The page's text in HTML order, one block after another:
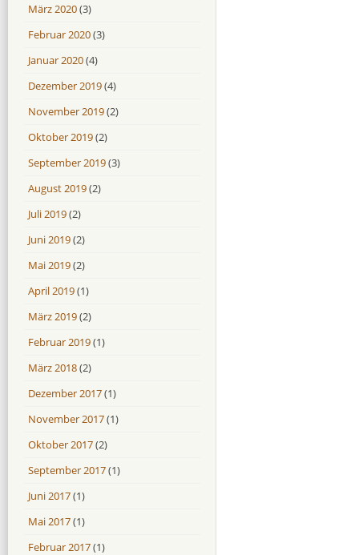
März 2020(3)
Februar 2020(3)
Januar 2020(4)
Dezember 2019(4)
November 2019(2)
Oktober 2019(2)
September 2019(3)
August 2019(2)
Juli 2019(2)
Juni 2019(2)
Mai 2019(2)
April 2019(1)
März 2019(2)
Februar 2019(1)
März 2018(2)
Dezember 2017(1)
November 2017(1)
Oktober 2017(2)
September 2017(1)
Juni 2017(1)
Mai 2017(1)
Februar 2017(1)